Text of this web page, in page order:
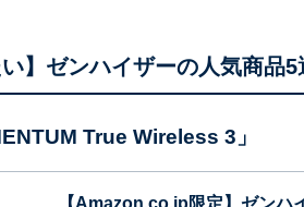
い】ゼンハイザーの人気商品5
True Wireless 3」
【Amazon.co.jp限定】ゼンハ